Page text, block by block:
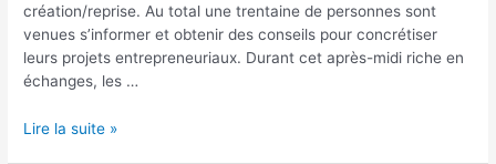
création/reprise. Au total une trentaine de personnes sont
venues s’informer et obtenir des conseils pour concrétiser
leurs projets entrepreneuriaux. Durant cet après-midi riche en
échanges, les …
Lire la suite »